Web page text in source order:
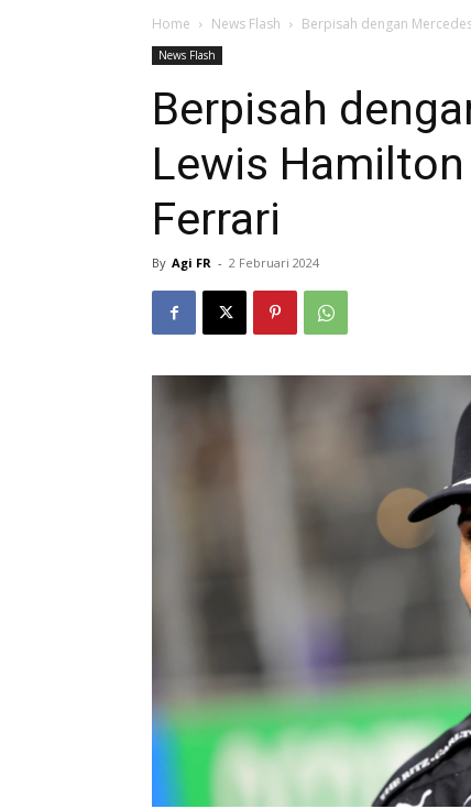
Home News Flash Berpisah dengan
News Flash
Berpisah
Lewis
Ferrari
By Agi FR - 2 Februari 2024